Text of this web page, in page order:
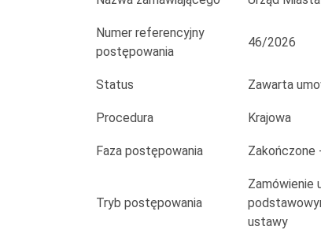
dostosowanie
pomieszczeń
Numer referencyjny
postępowania
46/2026
Status Zawarta
Procedura Krajowa
Faza postępowania Zakończone
Tryb postępowania
Zamówienie
ustawy